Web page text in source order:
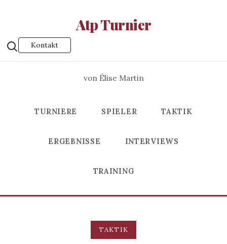
Atp Turnier
Kontakt
von Élise Martin
TURNIERE SPIELER TAKTIK
ERGEBNISSE INTERVIEWS
TRAINING
TAKTIK